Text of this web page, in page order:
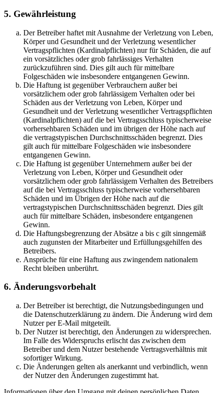
5. Gewährleistung
Der Betreiber haftet mit Ausnahme der Verletzung von Leben,
Körper und Gesundheit und der Verletzung wesentlicher
Vertragspflichten (Kardinalpflichten) nur für Schäden, die auf
ein vorsätzliches oder grob fahrlässiges Verhalten
zurückzuführen sind. Dies gilt auch für mittelbare
Folgeschäden wie insbesondere entgangenen Gewinn.
Die Haftung ist gegenüber Verbrauchern außer bei
vorsätzlichem oder grob fahrlässigem Verhalten oder bei
Schäden aus der Verletzung von Leben, Körper und
Gesundheit und der Verletzung wesentlicher Vertragspflichten
(Kardinalpflichten) auf die bei Vertragsschluss typischerweise
vorhersehbaren Schäden und im übrigen der Höhe nach auf
die vertragstypischen Durchschnittsschäden begrenzt. Dies
gilt auch für mittelbare Folgeschäden wie insbesondere
entgangenen Gewinn.
Die Haftung ist gegenüber Unternehmern außer bei der
Verletzung von Leben, Körper und Gesundheit oder
vorsätzlichem oder grob fahrlässigem Verhalten des Betreibers
auf die bei Vertragsschluss typischerweise vorhersehbaren
Schäden und im Übrigen der Höhe nach auf die
vertragstypischen Durchschnittsschäden begrenzt. Dies gilt
auch für mittelbare Schäden, insbesondere entgangenen
Gewinn.
Die Haftungsbegrenzung der Absätze a bis c gilt sinngemäß
auch zugunsten der Mitarbeiter und Erfüllungsgehilfen des
Betreibers.
Ansprüche für eine Haftung aus zwingendem nationalem
Recht bleiben unberührt.
6. Änderungsvorbehalt
Der Betreiber ist berechtigt, die Nutzungsbedingungen und
die Datenschutzerklärung zu ändern. Die Änderung wird dem
Nutzer per E-Mail mitgeteilt.
Der Nutzer ist berechtigt, den Änderungen zu widersprechen.
Im Falle des Widerspruchs erlischt das zwischen dem
Betreiber und dem Nutzer bestehende Vertragsverhältnis mit
sofortiger Wirkung.
Die Änderungen gelten als anerkannt und verbindlich, wenn
der Nutzer den Änderungen zugestimmt hat.